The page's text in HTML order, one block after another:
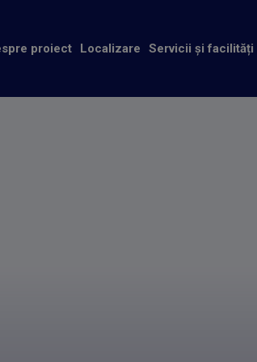
proiect Localizare Servicii și facilități